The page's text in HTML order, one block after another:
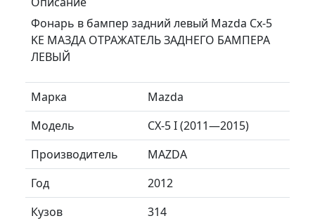
Фонарь в бампер задний левый Mazda Cx-5
KE МАЗДА ОТРАЖАТЕЛЬ ЗАДНЕГО БАМПЕРА
ЛЕВЫЙ
Марка
Mazda
Модель
CX-5 I (2011—2015)
Производитель
MAZDA
Год
2012
Кузов
314